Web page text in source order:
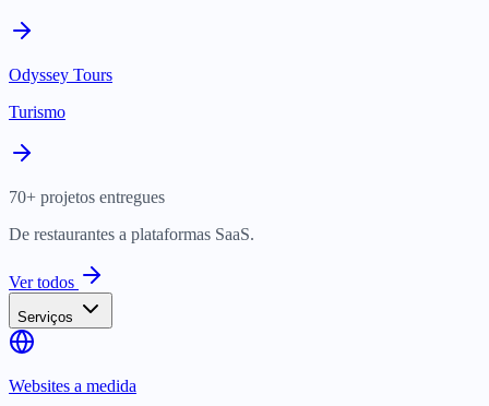
Odyssey Tours
Turismo
70+ projetos entregues
De restaurantes a plataformas SaaS.
Ver todos
Serviços
Websites a medida